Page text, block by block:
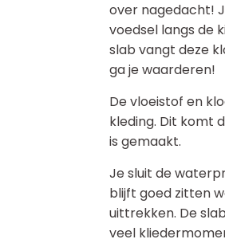
over nagedacht!
voedsel langs de
slab vangt deze
ga je waarderen!
De vloeistof en
kleding. Dit komt
is gemaakt.
Je sluit de
blijft goed zitten
uittrekken. De
veel